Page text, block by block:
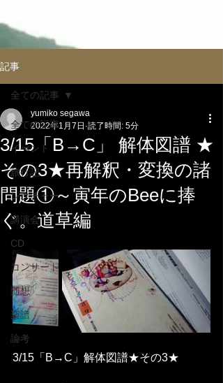
記事
全ての記事
イべント
旅行記
レクチャー
講演会
CD
コンサート
随想
楽譜
論考
全ての記事
3/15「B→C」 解体図譜 ★
その3★再解釈・変換の諸
問題①～寅年のBeeに捧
ぐ。道草編
yumiko segawa
2022年1月7日 読了時間: 5分
3/15「B→C」解体図譜★その3★